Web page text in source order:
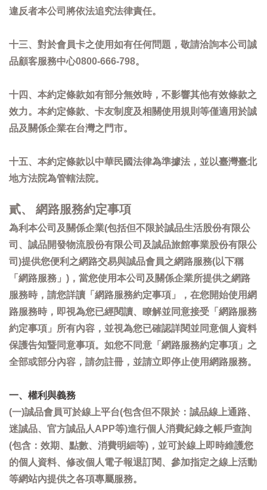
違反者本公司將依法追究法律責任。
十三、對於會員卡之使用如有任何問題，敬請洽詢本公司誠
品顧客服務中心0800-666-798。
十四、本約定條款如有部分無效時，不影響其他有效條款之
效力。本約定條款、卡友制度及相關使用規則等僅適用於誠
品及關係企業在台灣之門市。
十五、本約定條款以中華民國法律為準據法，並以臺灣臺北
地方法院為管轄法院。
貳、 網路服務約定事項
為利本公司及關係企業(包括但不限於誠品生活股份有限公
司、誠品開發物流股份有限公司及誠品旅館事業股份有限公
司)提供您便利之網路交易與誠品會員之網路服務(以下稱
「網路服務」)，當您使用本公司及關係企業所提供之網路
服務時，請您詳讀「網路服務約定事項」，在您開始使用網
路服務時，即視為您已經閱讀、瞭解並同意接受「網路服務
約定事項」所有內容，並視為您已確認詳閱並同意個人資料
保護告知暨同意事項。如您不同意「網路服務約定事項」之
全部或部分內容，請勿註冊，並請立即停止使用網路服務。
一、權利與義務
(一)誠品會員可於線上平台(包含但不限於：誠品線上通路、
迷誠品、官方誠品人APP等)進行個人消費紀錄之帳戶查詢
(包含：效期、點數、消費明細等)，並可於線上即時維護您
的個人資料、修改個人電子報退訂閱、參加指定之線上活動
等網站內提供之各項專屬服務。